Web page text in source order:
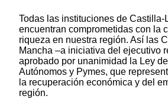
Todas las instituciones de Castilla-
encuentran comprometidas con la
riqueza en nuestra región. Así las
Mancha –a iniciativa del ejecutivo
aprobado por unanimidad la Ley
Autónomos y Pymes, que
la recuperación económica y del
región.